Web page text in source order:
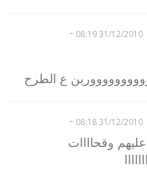
31/12/2010 08:19
-
ع الطرح
31/12/2010 08:18
-
وقحاااات